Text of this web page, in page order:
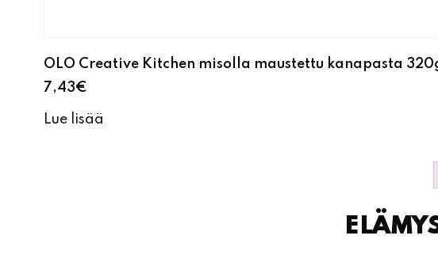
OLO Creative Kitchen misolla maustettu kanapasta
7,43€
Lue lisää